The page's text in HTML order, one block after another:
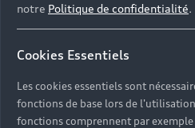
notre Politique de confidentialité.
Cookies Essentiels
Les cookies essentiels sont
fonctions de base lors de
fonctions comprennent par